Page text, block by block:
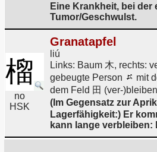
Eine Krankheit, bei der
Tumor/Geschwulst.
榴
no
HSK
Granatapfel
liú
Links: Baum 木, rechts:
gebeugte Person
mit
dem Feld 田 (ver-
(Im Gegensatz zur
Lagerfähigkeit:) Er
kann lange verbleiben: